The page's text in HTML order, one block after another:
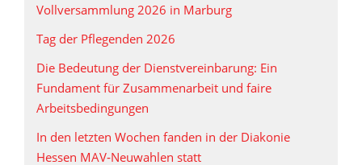
Vollversammlung 2026 in Marburg
Tag der Pflegenden 2026
Die Bedeutung der Dienstvereinbarung: Ein
Fundament für Zusammenarbeit und faire
Arbeitsbedingungen
In den letzten Wochen fanden in der Diakonie
Hessen MAV‑Neuwahlen statt